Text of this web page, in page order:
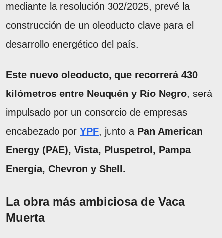
mediante la resolución 302/2025, prevé la
construcción de un oleoducto clave para el
desarrollo energético del país.
Este nuevo oleoducto, que recorrerá 430
kilómetros entre Neuquén y Río Negro, será
impulsado por un consorcio de empresas
encabezado por YPF, junto a Pan American
Energy (PAE), Vista, Pluspetrol, Pampa
Energía, Chevron y Shell.
La obra más ambiciosa de Vaca
Muerta